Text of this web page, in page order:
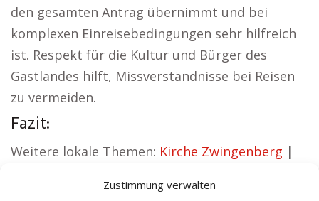
Zustimmung verwalten
den gesamten Antrag übernimmt und bei
komplexen Einreisebedingungen sehr hilfreich
ist. Respekt für die Kultur und Bürger des
Gastlandes hilft, Missverständnisse bei Reisen
zu vermeiden.
Fazit:
Weitere lokale Themen: Kirche Zwingenberg |
Sicherheitsdienst Zwingenberg|